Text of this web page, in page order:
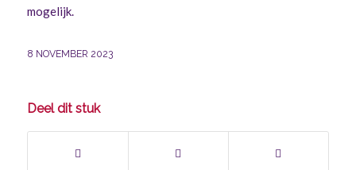
mogelijk.
8 NOVEMBER 2023
Deel dit stuk